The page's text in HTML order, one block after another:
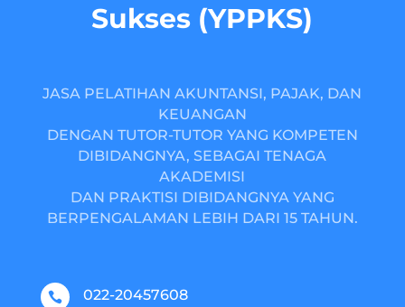
Sukses (YPPKS)
JASA PELATIHAN AKUNTANSI, PAJAK, DAN
KEUANGAN
DENGAN TUTOR-TUTOR YANG KOMPETEN
DIBIDANGNYA, SEBAGAI TENAGA
AKADEMISI
DAN PRAKTISI DIBIDANGNYA YANG
BERPENGALAMAN LEBIH DARI 15 TAHUN.
 022-20457608